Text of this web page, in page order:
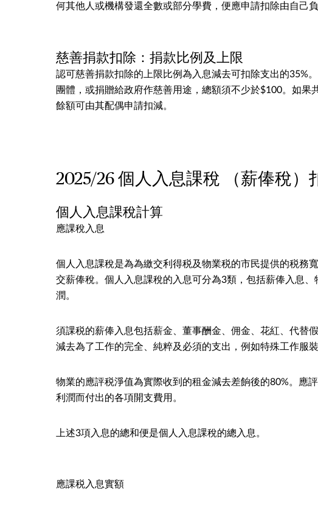
何其他人或機構發還全數或部分學費，便應申請扣除由自己負
慈善捐款扣除：捐款比例及上限
認可慈善捐款扣除的上限比例為入息減去可扣除支出的35%
團體，或捐贈給政府作慈善用途，總額須不少於$100。如果
餘額可由其配偶申請扣減。
2025/26 個人入息課稅 （薪俸稅）
個人入息課稅計算
應課稅入息
個人入息課稅是為為繳交利得税及物業税的市民提供的税務
交薪俸稅。個人入息課稅的入息可分為3類，包括薪俸入息
潤。
須課税的薪俸入息包括薪金、董事酬金、佣金、花紅、代替
減去為了工作的完全、純粹及必須的支出，例如特殊工作服裝
物業的應評税淨值為實際收到的租金減去差餉後的80%。應
利潤而付出的各項開支費用。
上述3項入息的總和便是個人入息課稅的總入息。
應課税入息實額